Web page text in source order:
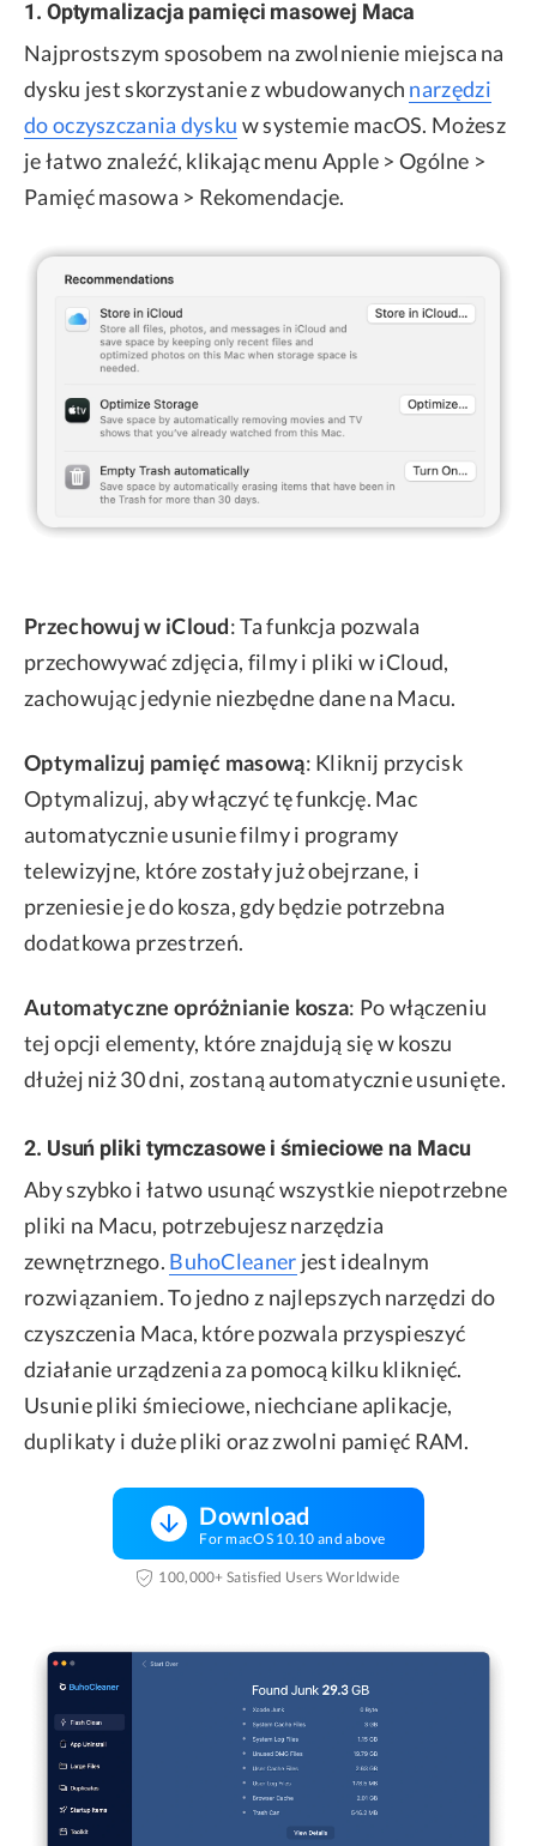
1. Optymalizacja pamięci masowej Maca
Najprostszym sposobem na zwolnienie miejsca na
dysku jest skorzystanie z wbudowanych narzędzi
do oczyszczania dysku w systemie macOS. Możesz
je łatwo znaleźć, klikając menu Apple > Ogólne >
Pamięć masowa > Rekomendacje.
Przechowuj w iCloud: Ta funkcja pozwala
przechowywać zdjęcia, filmy i pliki w iCloud,
zachowując jedynie niezbędne dane na Macu.
Optymalizuj pamięć masową: Kliknij przycisk
Optymalizuj, aby włączyć tę funkcję. Mac
automatycznie usunie filmy i programy
telewizyjne, które zostały już obejrzane, i
przeniesie je do kosza, gdy będzie potrzebna
dodatkowa przestrzeń.
Automatyczne opróżnianie kosza: Po włączeniu
tej opcji elementy, które znajdują się w koszu
dłużej niż 30 dni, zostaną automatycznie usunięte.
2. Usuń pliki tymczasowe i śmieciowe na Macu
Aby szybko i łatwo usunąć wszystkie niepotrzebne
pliki na Macu, potrzebujesz narzędzia
zewnętrznego. BuhoCleaner jest idealnym
rozwiązaniem. To jedno z najlepszych narzędzi do
czyszczenia Maca, które pozwala przyspieszyć
działanie urządzenia za pomocą kilku kliknięć.
Usunie pliki śmieciowe, niechciane aplikacje,
duplikaty i duże pliki oraz zwolni pamięć RAM.
Download
For macOS 10.10 and above
100,000+ Satisfied Users Worldwide